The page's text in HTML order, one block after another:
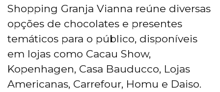
Shopping Granja Vianna reúne diversas
opções de chocolates e presentes
temáticos para o público, disponíveis
em lojas como Cacau Show,
Kopenhagen, Casa Bauducco, Lojas
Americanas, Carrefour, Homu e Daiso.